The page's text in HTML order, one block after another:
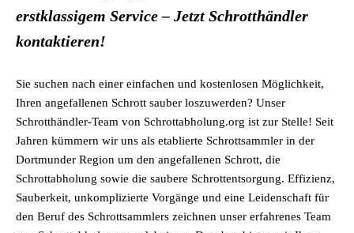
erstklassigem Service – Jetzt Schrotthändler
kontaktieren!
Sie suchen nach einer einfachen und kostenlosen Möglichkeit,
Ihren angefallenen Schrott sauber loszuwerden? Unser
Schrotthändler-Team von Schrottabholung.org ist zur Stelle! Seit
Jahren kümmern wir uns als etablierte Schrottsammler in der
Dortmunder Region um den angefallenen Schrott, die
Schrottabholung sowie die saubere Schrottentsorgung. Effizienz,
Sauberkeit, unkomplizierte Vorgänge und eine Leidenschaft für
den Beruf des Schrottsammlers zeichnen unser erfahrenes Team